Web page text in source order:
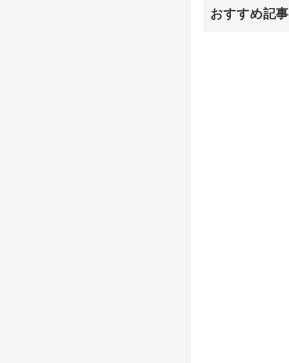
おすすめ記事